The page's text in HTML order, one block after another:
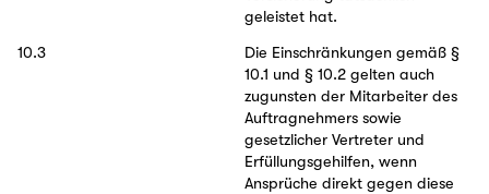
geleistet hat.
10.3
Die Einschränkungen gemäß §
10.1 und § 10.2 gelten auch
zugunsten der Mitarbeiter des
Auftragnehmers sowie
gesetzlicher Vertreter und
Erfüllungsgehilfen, wenn
Ansprüche direkt gegen diese